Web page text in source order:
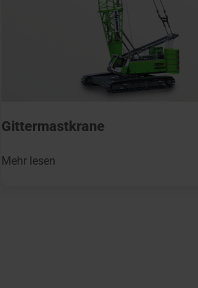
Gittermastkrane
Mehr lesen